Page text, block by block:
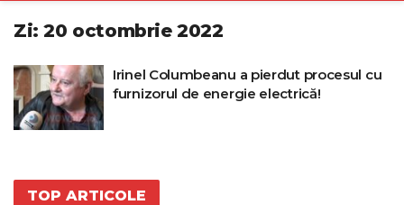
Zi:20 octombrie 2022
Irinel Columbeanu a pierdut procesul cu
furnizorul de energie electrică!
TOP ARTICOLE